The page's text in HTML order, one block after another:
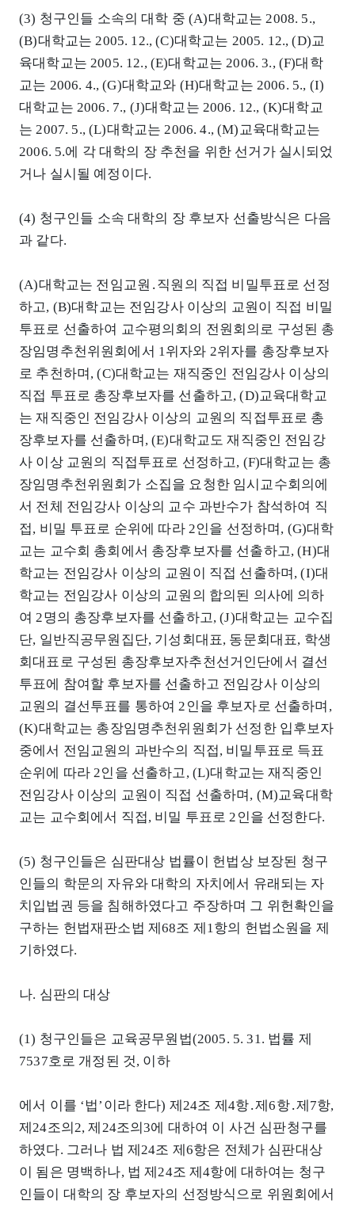
(3) 청구인들 소속의 대학 중 (A)대학교는 2008. 5.,
(B)대학교는 2005. 12., (C)대학교는 2005. 12., (D)교
육대학교는 2005. 12., (E)대학교는 2006. 3., (F)대학
교는 2006. 4., (G)대학교와 (H)대학교는 2006. 5., (I)
대학교는 2006. 7., (J)대학교는 2006. 12., (K)대학교
는 2007. 5., (L)대학교는 2006. 4., (M)교육대학교는
2006. 5.에 각 대학의 장 추천을 위한 선거가 실시되었
거나 실시될 예정이다.
(4) 청구인들 소속 대학의 장 후보자 선출방식은 다음
과 같다.
(A)대학교는 전임교원․직원의 직접 비밀투표로 선정
하고, (B)대학교는 전임강사 이상의 교원이 직접 비밀
투표로 선출하여 교수평의회의 전원회의로 구성된 총
장임명추천위원회에서 1위자와 2위자를 총장후보자
로 추천하며, (C)대학교는 재직중인 전임강사 이상의
직접 투표로 총장후보자를 선출하고, (D)교육대학교
는 재직중인 전임강사 이상의 교원의 직접투표로 총
장후보자를 선출하며, (E)대학교도 재직중인 전임강
사 이상 교원의 직접투표로 선정하고, (F)대학교는 총
장임명추천위원회가 소집을 요청한 임시교수회의에
서 전체 전임강사 이상의 교수 과반수가 참석하여 직
접, 비밀 투표로 순위에 따라 2인을 선정하며, (G)대학
교는 교수회 총회에서 총장후보자를 선출하고, (H)대
학교는 전임강사 이상의 교원이 직접 선출하며, (I)대
학교는 전임강사 이상의 교원의 합의된 의사에 의하
여 2명의 총장후보자를 선출하고, (J)대학교는 교수집
단, 일반직공무원집단, 기성회대표, 동문회대표, 학생
회대표로 구성된 총장후보자추천선거인단에서 결선
투표에 참여할 후보자를 선출하고 전임강사 이상의
교원의 결선투표를 통하여 2인을 후보자로 선출하며,
(K)대학교는 총장임명추천위원회가 선정한 입후보자
중에서 전임교원의 과반수의 직접, 비밀투표로 득표
순위에 따라 2인을 선출하고, (L)대학교는 재직중인
전임강사 이상의 교원이 직접 선출하며, (M)교육대학
교는 교수회에서 직접, 비밀 투표로 2인을 선정한다.
(5) 청구인들은 심판대상 법률이 헌법상 보장된 청구
인들의 학문의 자유와 대학의 자치에서 유래되는 자
치입법권 등을 침해하였다고 주장하며 그 위헌확인을
구하는 헌법재판소법 제68조 제1항의 헌법소원을 제
기하였다.
나. 심판의 대상
(1) 청구인들은 교육공무원법(2005. 5. 31. 법률 제
7537호로 개정된 것, 이하
에서 이를 ‘법’이라 한다) 제24조 제4항․제6항․제7항,
제24조의2, 제24조의3에 대하여 이 사건 심판청구를
하였다. 그러나 법 제24조 제6항은 전체가 심판대상
이 됨은 명백하나, 법 제24조 제4항에 대하여는 청구
인들이 대학의 장 후보자의 선정방식으로 위원회에서